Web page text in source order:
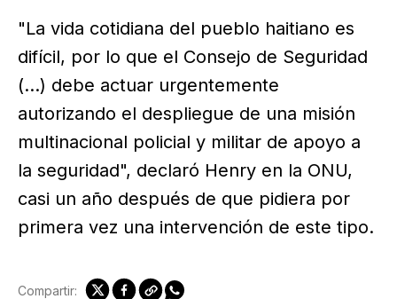
"La vida cotidiana del pueblo haitiano es
difícil, por lo que el Consejo de Seguridad
(...) debe actuar urgentemente
autorizando el despliegue de una misión
multinacional policial y militar de apoyo a
la seguridad", declaró Henry en la ONU,
casi un año después de que pidiera por
primera vez una intervención de este tipo.
Compartir: